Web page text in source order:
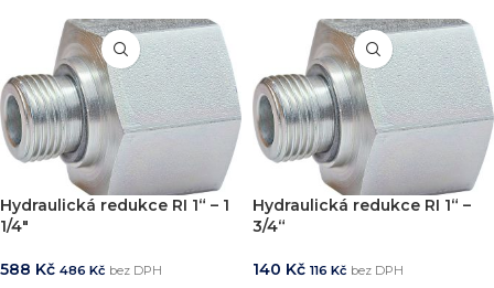
Hydraulická redukce RI 1“ – 1
1/4″
588 Kč 486 Kč bez DPH
Hydraulická redukce RI 1“ –
3/4“
140 Kč 116 Kč bez DPH